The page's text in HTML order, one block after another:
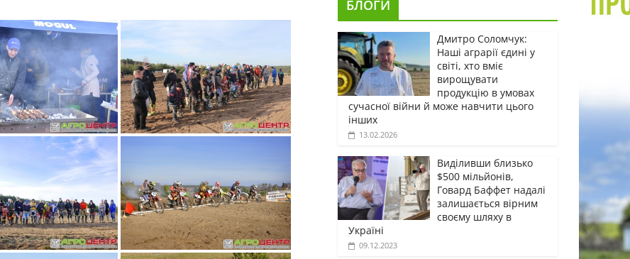
БЛОГИ
Дмитро Соломчук:
Наші аграрії єдині у
світі, хто вміє
вирощувати
продукцію в умовах
сучасної війни й може навчити цього
інших
13.02.2026
Виділивши близько
$500 мільйонів,
Говард Баффет надалі
залишається вірним
своєму шляху в
Україні
09.12.2023